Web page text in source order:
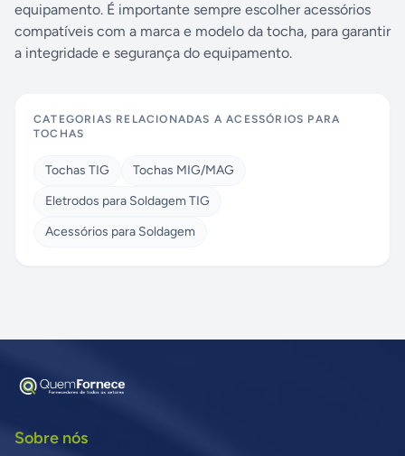
equipamento. É importante sempre escolher acessórios
compatíveis com a marca e modelo da tocha, para garantir
a integridade e segurança do equipamento.
CATEGORIAS RELACIONADAS AACESSÓRIOS PARA
TOCHAS
Tochas TIG
Tochas MIG/MAG
Eletrodos para Soldagem TIG
Acessórios para Soldagem
Sobre nós